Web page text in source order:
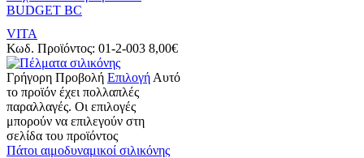
ΒUDGET BC
VITA
Κωδ. Προϊόντος: 01-2-003 8,00€
Γρήγορη Προβολή Επιλογή Αυτό
το προϊόν έχει πολλαπλές
παραλλαγές. Οι επιλογές
μπορούν να επιλεγούν στη
σελίδα του προϊόντος
Πάτοι αιμοδυναμικοί σιλικόνης